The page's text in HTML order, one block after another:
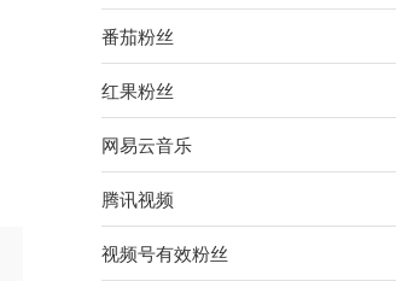
番茄粉丝
红果粉丝
网易云音乐
腾讯视频
视频号有效粉丝